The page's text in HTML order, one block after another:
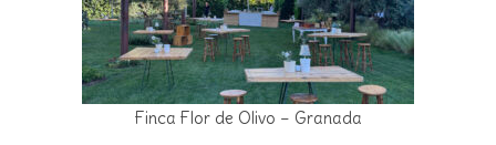
Finca Flor de Olivo – Granada